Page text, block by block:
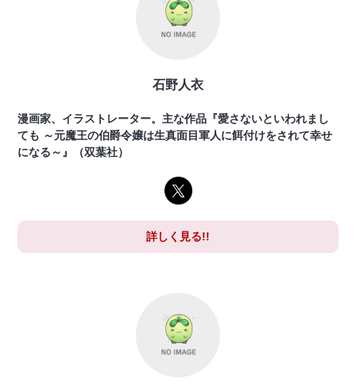
石野人衣
漫画家、イラストレーター。主な作品『愛さないといわれまし
ても ～元魔王の伯爵令嬢は生真面目軍人に餌付けをされて幸せ
になる～』（双葉社）
詳しく見る!!